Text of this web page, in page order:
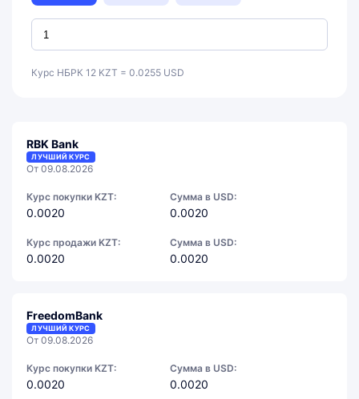
Курс НБРК 12 KZT = 0.0255 USD
RBK Bank
ЛУЧШИЙ КУРС
От 09.08.2026
Курс покупки KZT:
0.0020
Сумма в USD:
0.0020
Курс продажи KZT:
0.0020
Сумма в USD:
0.0020
FreedomBank
ЛУЧШИЙ КУРС
От 09.08.2026
Курс покупки KZT:
0.0020
Сумма в USD:
0.0020